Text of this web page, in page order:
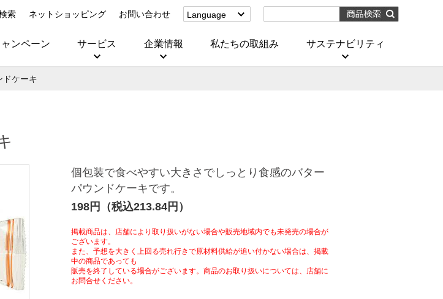
索 ネットショッピング お問い合わせ
Language
(Corporate)
ンペーン サービス 企業情報 私たちの取組み サステナビリティ
ケーキ
個包装で食べやすい大きさでしっとり食感のバター
パウンドケーキです。
198円（税込213.84円）
掲載商品は、店舗により取り扱いがない場合や販売地域内でも未発売の場合が
ございます。
また、予想を大きく上回る売れ行きで原材料供給が追い付かない場合は、掲載
中の商品であっても
販売を終了している場合がございます。商品のお取り扱いについては、店舗に
お問合せください。